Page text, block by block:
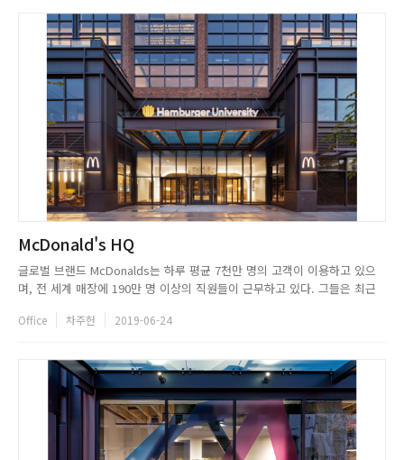
McDonald's HQ
글로벌 브랜드 McDonalds는 하루 평균 7천만 명의 고객이 이용하고 있으
며, 전 세계 매장에 190만 명 이상의 직원들이 근무하고 있다. 그들은 최근
수 있으면서도, 시대의 흐름에 따라 건강한 푸드 컬쳐를 지향하는 오피스를
Office 차주헌 2019-06-24